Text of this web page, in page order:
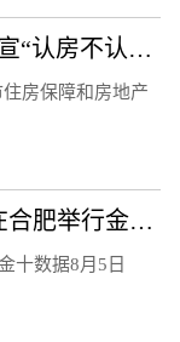
宅男财经｜严跃进：郑州率先官宣“认房不认贷”，影响多大？
房保障和房地产
2023中国500强企业高峰论坛将在合肥举行金十数据8月5日讯，2023中国500强企业高峰论坛新闻发布会，中国企联将连续第22年发布“中国企业500强”，深入研究大企业发展趋势和相关政策
十数据8月5日